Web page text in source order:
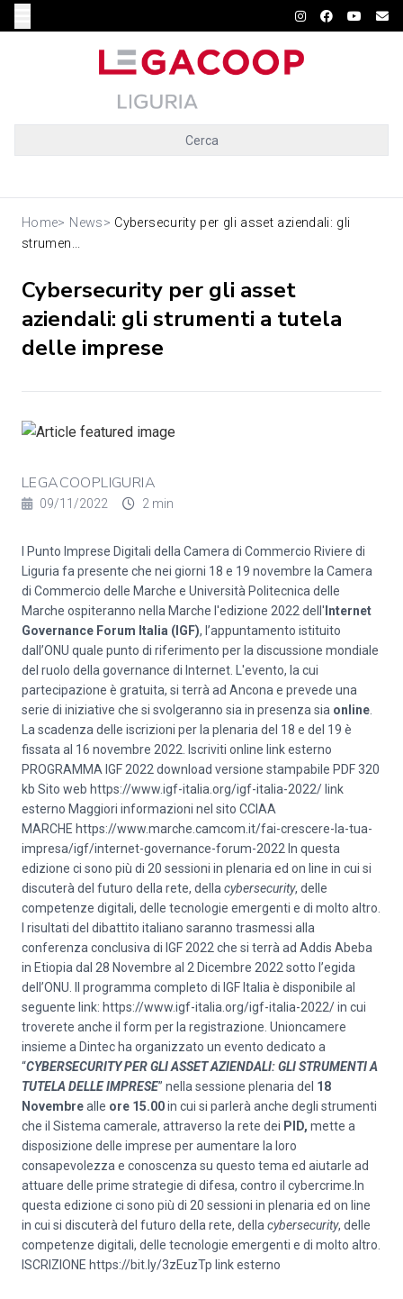
Cerca
Home> News> Cybersecurity per gli asset aziendali: gli
strumen...
Cybersecurity per gli asset
aziendali: gli strumenti a tutela
delle imprese
LEGACOOPLIGURIA
09/11/2022 2 min
l Punto Imprese Digitali della Camera di Commercio Riviere di
Liguria fa presente che nei giorni 18 e 19 novembre la Camera
di Commercio delle Marche e Università Politecnica delle
Marche ospiteranno nella Marche l'edizione 2022 dell' Internet
Governance Forum Italia (IGF), l’appuntamento istituito
dall’ONU quale punto di riferimento per la discussione mondiale
del ruolo della governance di Internet. L'evento, la cui
partecipazione è gratuita, si terrà ad Ancona e prevede una
serie di iniziative che si svolgeranno sia in presenza sia online
La scadenza delle iscrizioni per la plenaria del 18 e del 19 è
fissata al 16 novembre 2022.
Iscriviti online link esterno
PROGRAMMA IGF 2022 download versione stampabile PDF320
kb Sito web https://www.igf-italia.org/igf-italia-2022/ link
esterno Maggiori informazioni nel sito CCIAA
MARCHE https://www.marche.camcom.it/fai-crescere-la-tua-
impresa/igf/internet-governance-forum-2022 In questa
edizione ci sono più di 20 sessioni in plenaria ed on line in cui si
discuterà del futuro della rete, della cybersecurity, delle
competenze digitali, delle tecnologie emergenti e di molto altro.
I risultati del dibattito italiano saranno trasmessi alla
conferenza conclusiva di IGF 2022 che si terrà ad Addis Abeba
in Etiopia dal 28 Novembre al 2 Dicembre 2022 sotto l’egida
dell’ONU. Il programma completo di IGF Italia è disponibile al
seguente link: https://www.igf-italia.org/igf-italia-2022/in cui
troverete anche il form per la registrazione. Unioncamere
insieme a Dintec ha organizzato un evento dedicato a
“CYBERSECURITY PER GLI ASSET AZIENDALI: GLI STRUMENTI A
TUTELA DELLE IMPRESE” nella sessione plenaria del 18
Novembrealle ore 15.00in cui si parlerà anche degli strumenti
che il Sistema camerale, attraverso la rete dei PID, mette a
disposizione delle imprese per aumentare la loro
consapevolezza e conoscenza su questo tema ed aiutarle ad
attuare delle prime strategie di difesa, contro il cybercrime.In
questa edizione ci sono più di 20 sessioni in plenaria ed on line
in cui si discuterà del futuro della rete, della cybersecurity, delle
competenze digitali, delle tecnologie emergenti e di molto altro.
ISCRIZIONE https://bit.ly/3zEuzTp link esterno